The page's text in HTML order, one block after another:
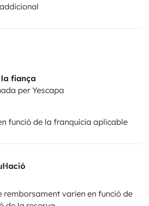
la fiança
per Yescapa
funció de la franquícia aplicable
remborsament varien en funció de